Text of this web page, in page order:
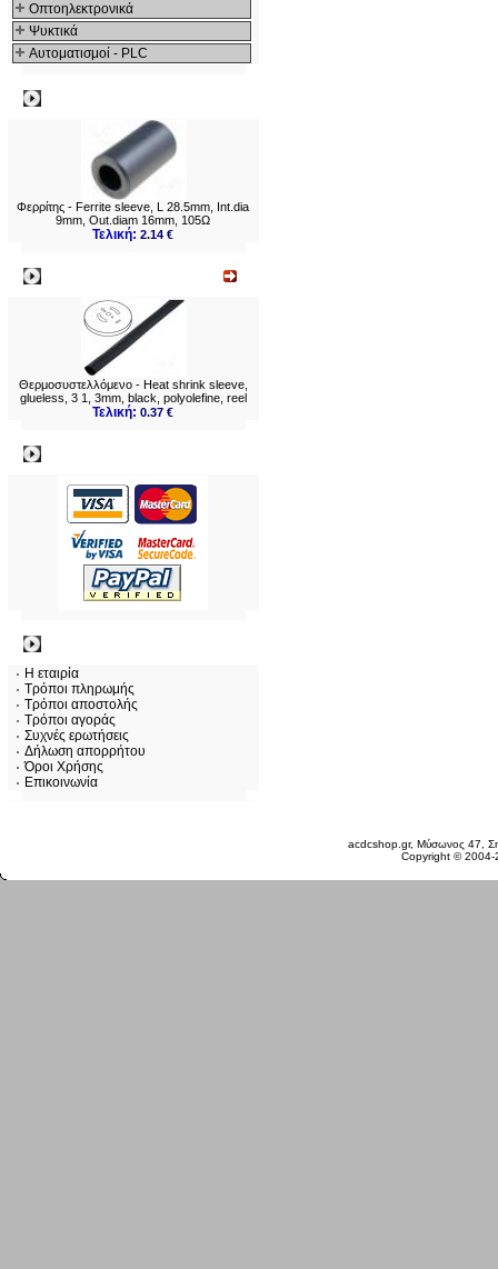
Οπτοηλεκτρονικά
Ψυκτικά
Αυτοματισμοί - PLC
Φερρίτης - Ferrite sleeve, L 28.5mm, Int.dia
9mm, Out.diam 16mm, 105Ω
Τελική:2.14 €
Θερμοσυστελλόμενo - Heat shrink sleeve,
glueless, 3 1, 3mm, black, polyolefine, reel
Τελική:0.37 €
Η εταιρία
Τρόποι πληρωμής
Τρόποι αποστολής
Τρόποι αγοράς
Συχνές ερωτήσεις
Δήλωση απορρήτου
Όροι Χρήσης
Επικοινωνία
acdcshop.gr, Μύσωνος 47,
Copyright ©